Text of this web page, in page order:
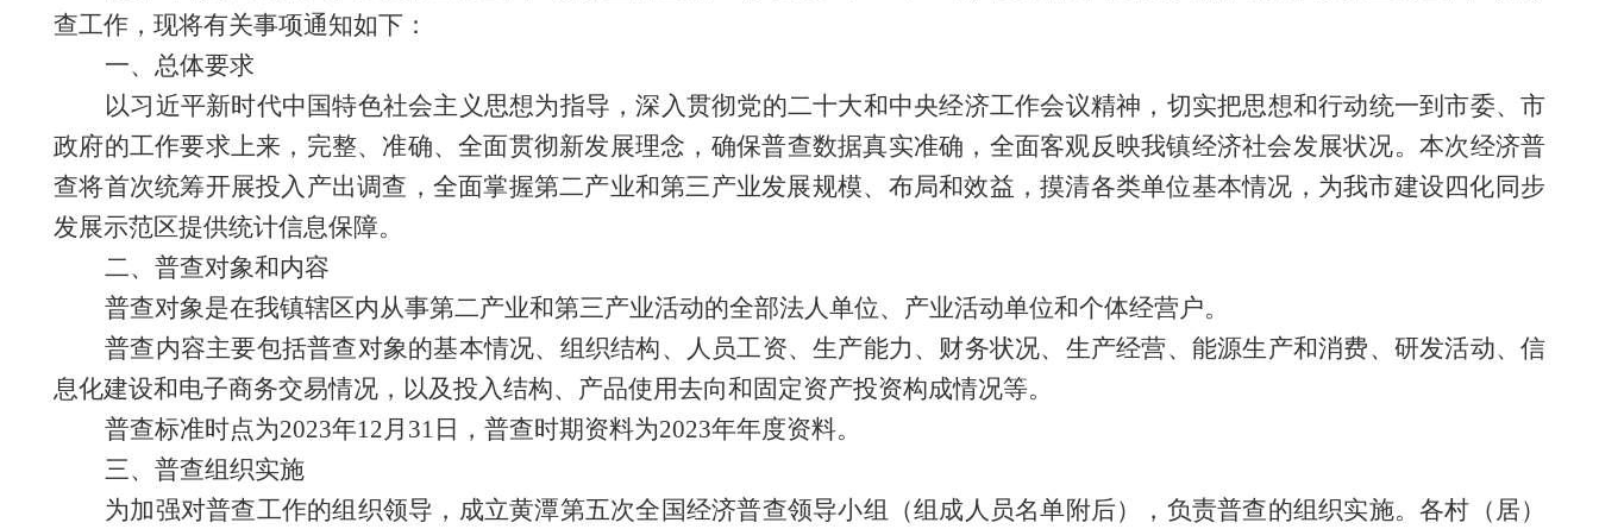
查工作，现将有关事项通知如下：
一、 总体要求
以习近平新时代中国特色社会主义思想为指导，深入贯彻党的二十大和中央经济工作会议精神，切实把思想和行动统一到市委、 市
政府的工作要求上来，完整、准确、全面贯彻新发展理念 ， 确保普查数据真实准确，全面客观反映我镇经济社会发展状况。本次经济普
查将首次统筹开展投入产出调查，全面掌握第二产业和第三产业发展规模、布局和效益，摸清各类单位基本情况，为我市建设四化同步
发展示范区提供统计信息保障。
二、普查对象和内容
普查对象是在我镇辖区内从事第二产业和第三产业活动的全部法人单位、产业活动单位和个体经营户。
普查内容主要包括普查对象的基本情况、组织结构、人员工资、生产能力、财务状况、生产经营、能源生产和消费、研发活动、信
息化建设和电子商务交易情况，以及投入结构、产品使用去向和固定资产投资构成情况等。
普查标准时点为2023年12月31日，普查时期资料为2023年年度资料。
三、普查组织实施
为加强对普查工作的组织领导，成立黄潭第五次全国经济普查领导小组 （组成人员名单附后）， 负责普查的组织实施。 各村（ 居）